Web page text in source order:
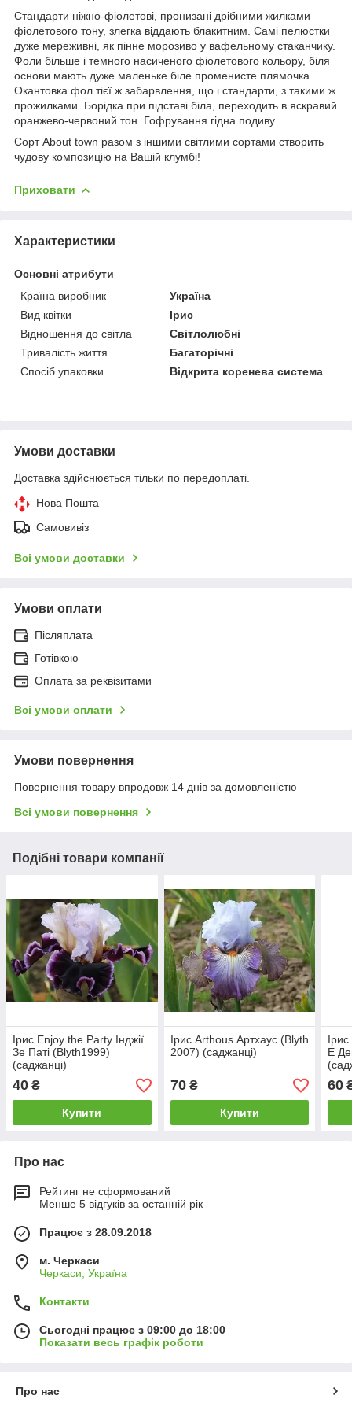
Стандарти ніжно-фіолетові, пронизані дрібними жилками
фіолетового тону, злегка віддають блакитним. Самі пелюстки
дуже мереживні, як пінне морозиво у вафельному стаканчику.
Фоли більше і темного насиченого фіолетового кольору, біля
основи мають дуже маленьке біле променисте плямочка.
Окантовка фол тієї ж забарвлення, що і стандарти, з такими ж
прожилками. Борідка при підставі біла, переходить в яскравий
оранжево-червоний тон. Гофрування гідна подиву.
Сорт About town разом з іншими світлими сортами створить
чудову композицію на Вашій клумбі!
Приховати
Характеристики
Основні атрибути
Країна виробник
Україна
Вид квітки
Ірис
Відношення до світла
Світлолюбні
Тривалість життя
Багаторічні
Спосіб упаковки
Відкрита коренева система
Умови доставки
Доставка здійснюється тільки по передоплаті.
Нова Пошта
Самовивіз
Всі умови доставки
Умови оплати
Післяплата
Готівкою
Оплата за реквізитами
Всі умови оплати
Умови повернення
Повернення товару впродовж 14 днів за домовленістю
Всі умови повернення
Подібні товари компанії
Ірис Enjoy the Party Інджії
Зе Паті (Blyth1999)
(саджанці)
40 ₴
Купити
Ірис Arthous Артхаус (Blyth
2007) (саджанці)
70₴
Купити
Е
60
Про нас
Рейтинг не сформований
Менше 5 відгуків за останній рік
Працює з 28.09.2018
м. Черкаси
Черкаси, Україна
Контакти
Сьогодні працює з 09:00 до 18:00
Показати весь графік роботи
Про нас